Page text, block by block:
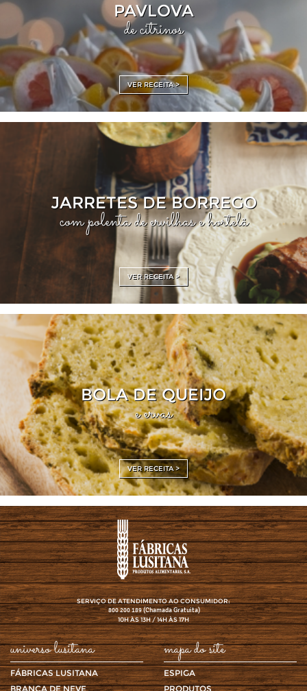
PAVLOVA
de citrinos
VER RECEITA >
JARRETES DE BORREGO
com polenta de ervilhas e hortelã
VER RECEITA >
BOLA DE QUEIJO
e ervas
VER RECEITA >
SERVIÇO DE ATENDIMENTO AO CONSUMIDOR:
800 200 189(Chamada Gratuita)
10H ÀS 13H / 14H ÀS 17H
universo lusitana
FÁBRICAS LUSITANA
BRANCA DE NEVE
mapa do site
ESPIGA
PRODUTOS